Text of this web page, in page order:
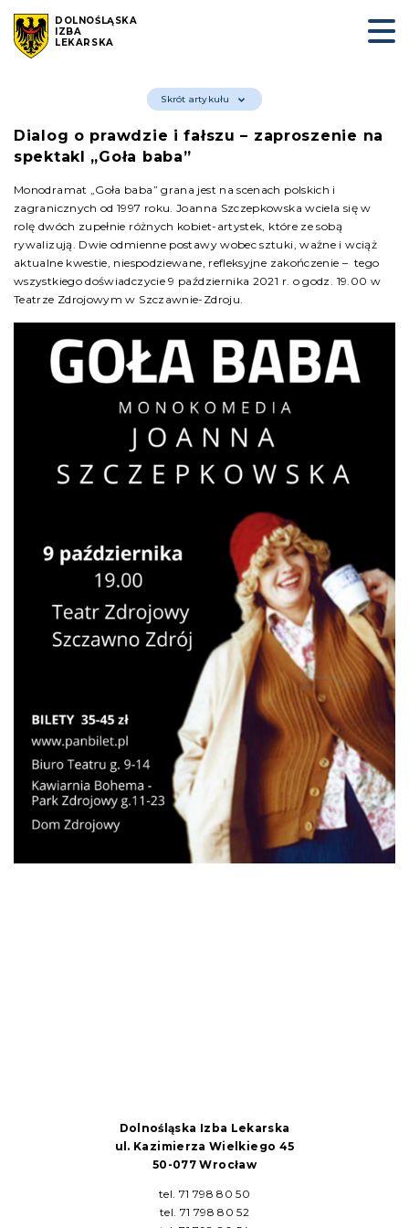
DOLNOŚLĄSKA
IZBA
LEKARSKA
Skrót artykułu
Dialog o prawdzie i fałszu – zaproszenie na
spektakl „Goła baba”
Monodramat „Goła baba” grana jest na scenach polskich i
zagranicznych od 1997 roku. Joanna Szczepkowska wciela się w
rolę dwóch zupełnie różnych kobiet-artystek, które ze sobą
rywalizują. Dwie odmienne postawy wobec sztuki, ważne i wciąż
aktualne kwestie, niespodziewane, refleksyjne zakończenie – tego
wszystkiego doświadczycie 9 października 2021 r. o godz. 19.00 w
Teatrze Zdrojowym w Szczawnie-Zdroju.
Dolnośląska Izba Lekarska
ul. Kazimierza Wielkiego 45
50-077 Wrocław
tel. 71 798 80 50
tel. 71 798 80 52